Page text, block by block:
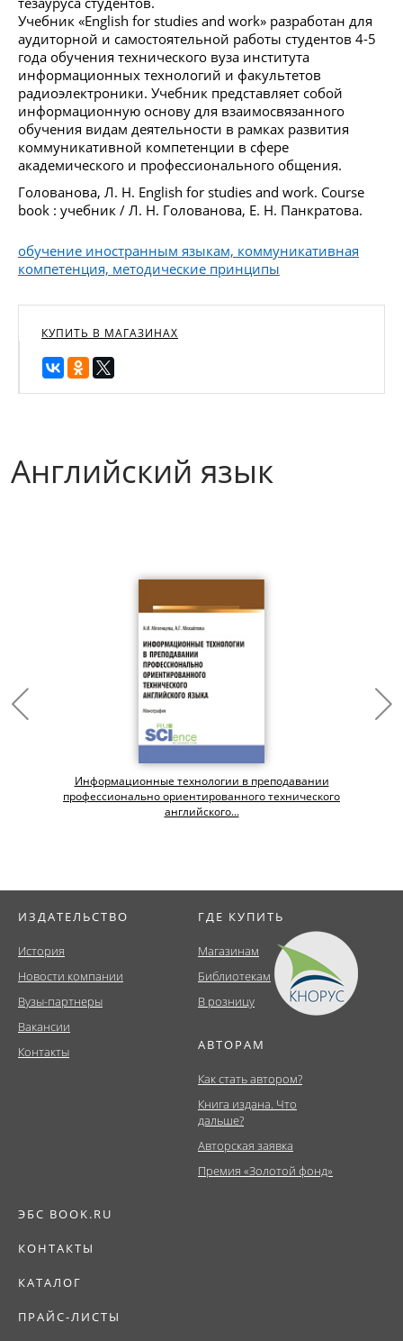
Учебник «English for studies and work» разработан для
аудиторной и самостоятельной работы студентов 4-5
года обучения технического вуза института
информационных технологий и факультетов
радиоэлектроники. Учебник представляет собой
информационную основу для взаимосвязанного
обучения видам деятельности в рамках развития
коммуникативной компетенции в сфере
академического и профессионального общения.
Голованова, Л. Н. English for studies and work. Course
book : учебник / Л. Н. Голованова, Е. Н. Панкратова.
обучение иностранным языкам, коммуникативная
компетенция, методические принципы
КУПИТЬ В МАГАЗИНАХ
Английский язык
Информационные технологии в преподавании
профессионально ориентированного технического
английского...
ИЗДАТЕЛЬСТВО
История
Новости компании
Вузы-партнеры
Вакансии
Контакты
ГДЕ КУПИТЬ
Магазинам
Библиотекам
В розницу
АВТОРАМ
Как стать автором?
Книга издана. Что
дальше?
Авторская заявка
Премия «Золотой фонд»
ЭБС BOOK.RU
КОНТАКТЫ
КАТАЛОГ
ПРАЙС-ЛИСТЫ